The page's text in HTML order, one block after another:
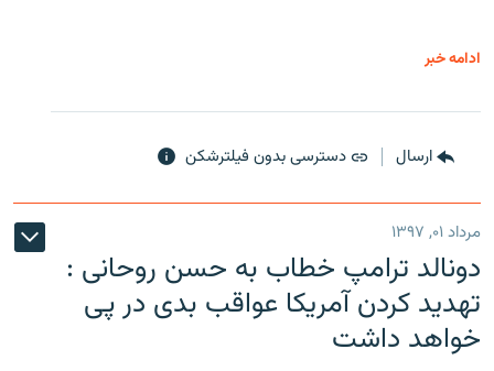
ادامه خبر
ارسال دسترسی بدون فیلترشکن
مرداد ۰۱, ۱۳۹۷
دونالد ترامپ خطاب به حسن روحانی :
تهدید کردن آمریکا عواقب بدی در پی
خواهد داشت